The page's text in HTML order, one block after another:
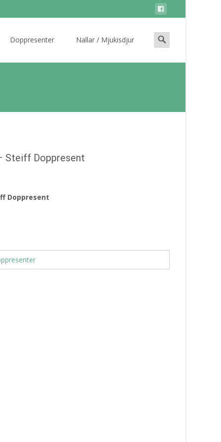
Doppresenter Nallar / Mjukisdjur
Search
for:
Steiff Doppresent
Doppresent